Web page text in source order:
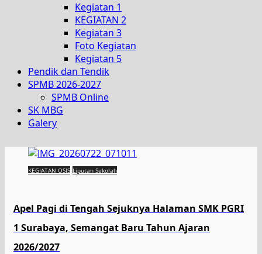
Kegiatan 1
KEGIATAN 2
Kegiatan 3
Foto Kegiatan
Kegiatan 5
Pendik dan Tendik
SPMB 2026-2027
SPMB Online
SK MBG
Galery
KEGIATAN OSIS Liputan Sekolah
Apel Pagi di Tengah Sejuknya Halaman SMK PGRI
1 Surabaya, Semangat Baru Tahun Ajaran
2026/2027